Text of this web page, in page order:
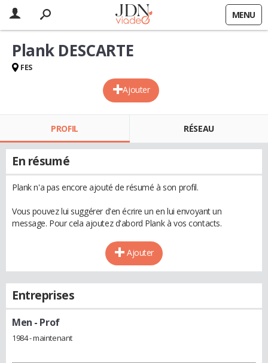
MENU
Ajouter
Plank DESCARTE
FES
PROFIL RÉSEAU
En résumé
Plank n'a pas encore ajouté de résumé à son profil.
Vous pouvez lui suggérer d'en écrire un en lui envoyant un
message. Pour cela ajoutez d'abord Plank à vos contacts.
Ajouter
Entreprises
Men - Prof
1984 - maintenant